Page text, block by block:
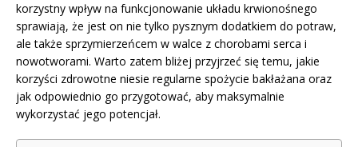
korzystny wpływ na funkcjonowanie układu krwionośnego
sprawiają, że jest on nie tylko pysznym dodatkiem do potraw,
ale także sprzymierzeńcem w walce z chorobami serca i
nowotworami. Warto zatem bliżej przyjrzeć się temu, jakie
korzyści zdrowotne niesie regularne spożycie bakłażana oraz
jak odpowiednio go przygotować, aby maksymalnie
wykorzystać jego potencjał.